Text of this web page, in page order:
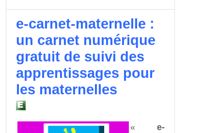
e-carnet-maternelle :
un carnet numérique
gratuit de suivi des
apprentissages pour
les maternelles
« e-